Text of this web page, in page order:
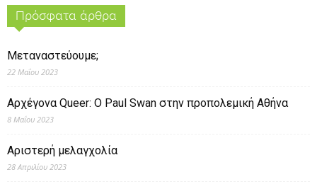
Πρόσφατα άρθρα
Μεταναστεύουμε;
22 Μαΐου 2023
Αρχέγονα Queer: O Paul Swan στην προπολεμική Αθήνα
8 Μαΐου 2023
Αριστερή μελαγχολία
28 Απριλίου 2023